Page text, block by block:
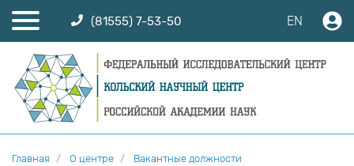
(81555) 7-53-50 EN
Главная О центре
Вакантные должности